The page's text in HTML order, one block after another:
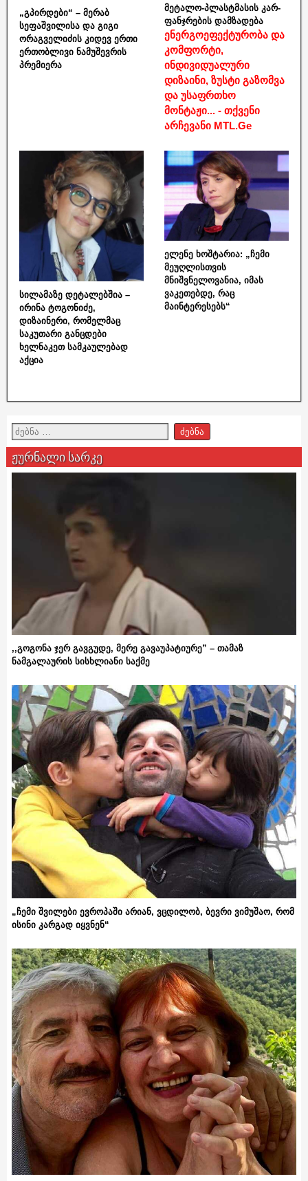
„გპირდები“ – მერაბ
სეფაშვილისა და გიგი
ორაგველიძის კიდევ ერთი
ერთობლივი ნამუშევრის
პრემიერა
მეტალო-პლასტმასის კარ-
ფანჯრების დამზადება
ენერგოეფექტურობა და
კომფორტი,
ინდივიდუალური
დიზაინი, ზუსტი გაზომვა
და უსაფრთხო
მონტაჟი... - თქვენი
არჩევანი MTL.Ge
სილამაზე დეტალებშია –
ირინა ტოგონიძე,
დიზაინერი, რომელმაც
საკუთარი განცდები
ხელნაკეთ სამკაულებად
აქცია
ელენე ხოშტარია: „ჩემი
მეუღლისთვის
მნიშვნელოვანია, იმას
ვაკეთებდე, რაც
მაინტერესებს“
ჟურნალი სარკე
,,გოგონა ჯერ გავგუდე, მერე გავაუპატიურე” – თამაზ
ნამგალაურის სისხლიანი საქმე
„ჩემი შვილები ევროპაში არიან, ვცდილობ, ბევრი ვიმუშაო, რომ
ისინი კარგად იყვნენ“